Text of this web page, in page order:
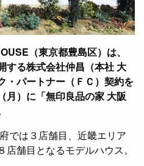
（東京都豊島区）は、
する株式会社仲昌（本社 大
・パートナー（ＦＣ）契約を
月）に「無印良品の家 大阪
では３店舗目、近畿エリア
舗目となるモデルハウス。